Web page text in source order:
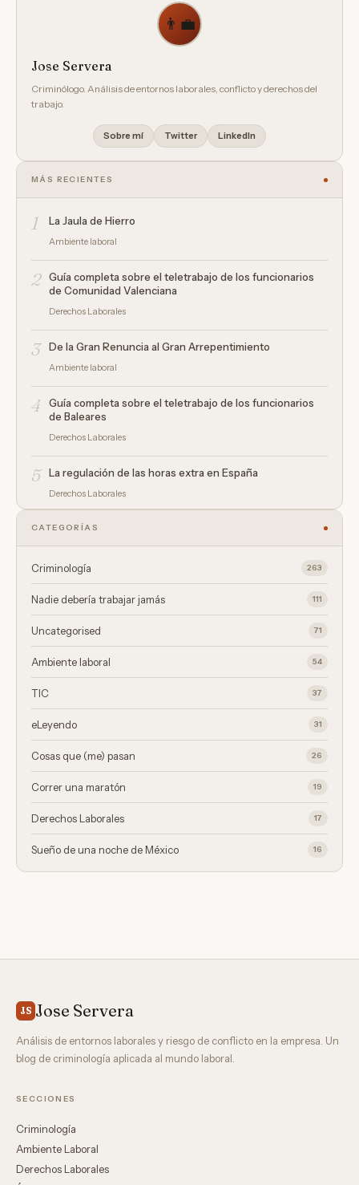
👨‍💼
Jose Servera
Criminólogo. Análisis de entornos laborales, conflicto y derechos del
trabajo.
Sobre mí Twitter LinkedIn
MÁS RECIENTES
1 La Jaula de Hierro
Ambiente laboral
2
Guía completa sobre el teletrabajo de los funcionarios
de Comunidad Valenciana
Derechos Laborales
3 De la Gran Renuncia al Gran Arrepentimiento
Ambiente laboral
4
Guía completa sobre el teletrabajo de los funcionarios
de Baleares
Derechos Laborales
5 La regulación de las horas extra en España
Derechos Laborales
CATEGORÍAS
Criminología 263
Nadie debería trabajar jamás 111
Uncategorised 71
Ambiente laboral 54
TIC 37
eLeyendo 31
Cosas que (me) pasan 26
Correr una maratón 19
Derechos Laborales 17
Sueño de una noche de México 16
JS Jose Servera
Análisis de entornos laborales y riesgo de conflicto en la empresa. Un
blog de criminología aplicada al mundo laboral.
SECCIONES
Criminología
Ambiente Laboral
Derechos Laborales